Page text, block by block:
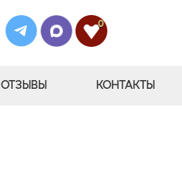
0
ОТЗЫВЫ КОНТАКТЫ